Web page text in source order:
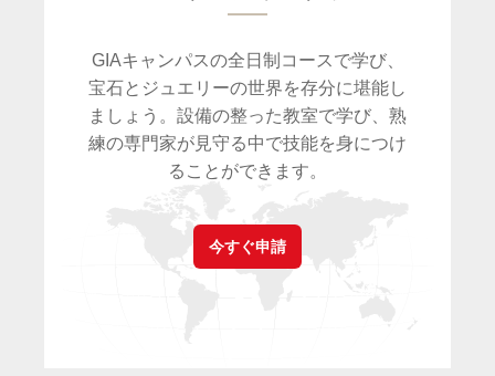
GIAキャンパスの全日制コースで学び、
宝石とジュエリーの世界を存分に堪能し
ましょう。設備の整った教室で学び、熟
練の専門家が見守る中で技能を身につけ
ることができます。
今すぐ申請